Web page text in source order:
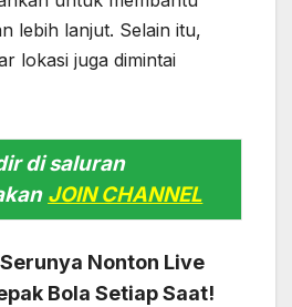
lebih lanjut. Selain itu,
lokasi juga dimintai
di saluran
JOIN CHANNEL
Nonton Live
Bola Setiap Saat!